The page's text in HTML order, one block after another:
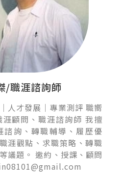
/職涯諮詢師
人才發展｜專業測評 職嚮
顧問、職涯諮詢師 我擅
諮詢、轉職輔導、履歷優
涯觀點、求職策略、轉職
議題。 邀約、授課、顧問